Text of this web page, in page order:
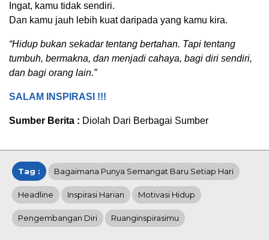
Ingat, kamu tidak sendiri.
Dan kamu jauh lebih kuat daripada yang kamu kira.
“Hidup bukan sekadar tentang bertahan. Tapi tentang
tumbuh, bermakna, dan menjadi cahaya, bagi diri sendiri,
dan bagi orang lain.”
SALAM INSPIRASI !!!
Sumber Berita : Diolah Dari Berbagai Sumber
Tag : Bagaimana Punya Semangat Baru Setiap Hari
Headline Inspirasi Harian Motivasi Hidup
Pengembangan Diri Ruanginspirasimu